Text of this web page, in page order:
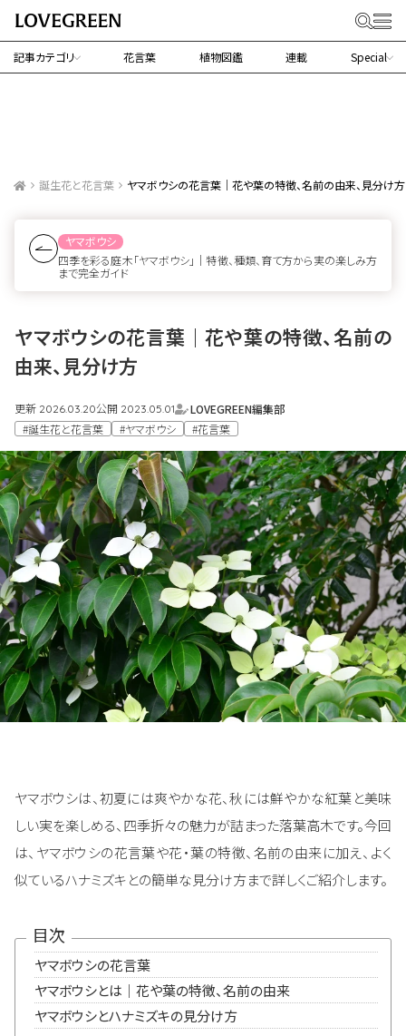
記事カテゴリ 花言葉 植物図鑑 連載 Special
誕生花と花言葉 ヤマボウシの花言葉｜花や葉の特徴、名前の由来、見分け方
ヤマボウシ
四季を彩る庭木「ヤマボウシ」｜特徴、種類、育て方から実の楽しみ方
まで完全ガイド
ヤマボウシの花言葉｜花や葉の特徴、名前の
由来、見分け方
更新 2026.03.20公開 2023.05.01
LOVEGREEN編集部
#誕生花と花言葉
#ヤマボウシ #花言葉
ヤマボウシは、初夏には爽やかな花、秋には鮮やかな紅葉と美味
しい実を楽しめる、四季折々の魅力が詰まった落葉高木です。今回
は、ヤマボウシの花言葉や花・葉の特徴、名前の由来に加え、よく
似ているハナミズキとの簡単な見分け方まで詳しくご紹介します。
目次
ヤマボウシの花言葉
ヤマボウシとは｜花や葉の特徴、名前の由来
ヤマボウシとハナミズキの見分け方